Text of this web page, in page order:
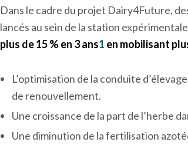
Dans le cadre du projet Dairy4Future,
lancés au sein de la station
plus de 15 % en 3 ans1 en mobilisant
L’optimisation de la conduite
de renouvellement.
Une croissance de la part de l’herbe
Une diminution de la fertilisation